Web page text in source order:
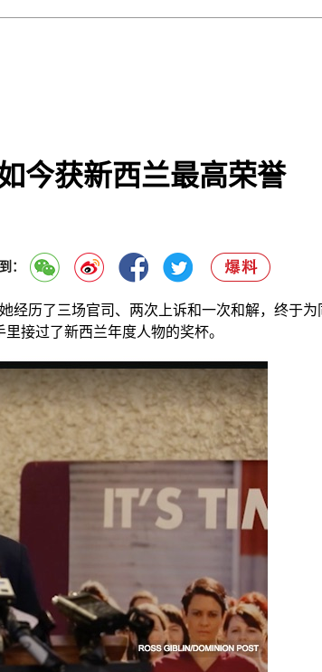
今获新西兰最高荣誉
：
经历了三场官司、两次上诉和一次和解，终于
里接过了新西兰年度人物的奖杯。